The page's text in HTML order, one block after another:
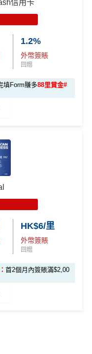
(相當於 5,333
里數)
48,000 AE
積分
(相當於 2,667
(累積簽滿 HK$30,0
外幣)
57,000 AE
積分
(相當於 3,166
107,500 A
賞 ⭐️
手機，單次增
有
任何金額的合資格
簽賬2X積分，簽賬
form賺多88里賞
員+成功批卡50額
享HK$700簽賬回贈
美國運通積分，可
Travel換機票酒店
260＝$1^可換HK$9
抵！
快回贈！詳情
惠合集
指定餐廳惠顧晚膳
2-3人有6折，4-12
75折
膳堂食自主餐牌食
都酒樓及名都﹐
折
信用卡
1.2%
外幣簽賬
回贈
填Form賺多88里賞金#
賺回贈
HK$500簽賬回贈
watch內八達通滿HK
賺多88里賞金#
功批卡50額外里賞
詳情
HK$6/里
外幣簽賬
回贈
首2個月內簽賬滿$2,00
新